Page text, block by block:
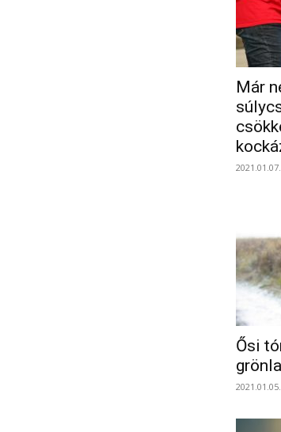
Már
2021.01.07.
Ősi
2021.01.05.